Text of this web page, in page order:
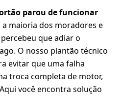
parou de funcionar
a maioria dos moradores e
que adiar o
O nosso plantão técnico
evitar que uma falha
troca completa de motor,
você encontra solução